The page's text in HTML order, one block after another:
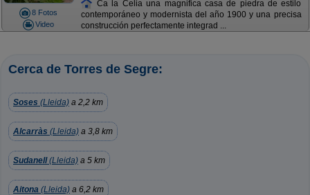
8 Fotos
Video
Ca la Celia una magnifica casa de piedra de estilo
contemporáneo y modernista del año 1900 y una precisa
construcción perfectamente integrad ...
Cerca de Torres de Segre:
Soses (Lleida) a 2,2 km
Alcarràs (Lleida) a 3,8 km
Sudanell(Lleida) a 5 km
Aitona (Lleida) a 6,2 km